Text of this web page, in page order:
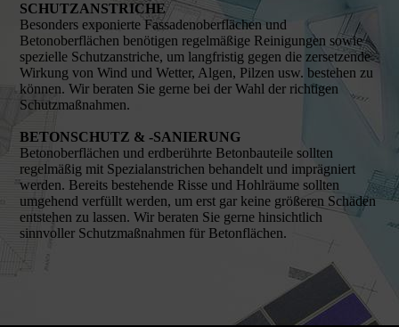
SCHUTZANSTRICHE
Besonders exponierte Fassadenoberflächen und
Betonoberflächen benötigen regelmäßige Reinigungen sowie
spezielle Schutzanstriche, um langfristig gegen die zersetzende
Wirkung von Wind und Wetter, Algen, Pilzen usw. bestehen zu
können. Wir beraten Sie gerne bei der Wahl der richtigen
Schutzmaßnahmen.
BETONSCHUTZ & -SANIERUNG
Betonoberflächen und erdberührte Betonbauteile sollten
regelmäßig mit Spezialanstrichen behandelt und imprägniert
werden. Bereits bestehende Risse und Hohlräume sollten
umgehend verfüllt werden, um erst gar keine größeren Schäden
entstehen zu lassen. Wir beraten Sie gerne hinsichtlich
sinnvoller Schutzmaßnahmen für Betonflächen.